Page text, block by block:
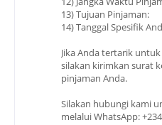
13) Tujuan Pinjaman:
14) Tanggal Spesifik
Jika Anda tertarik
silakan kirimkan surat
pinjaman Anda.
Silakan hubungi kami
melalui WhatsApp: